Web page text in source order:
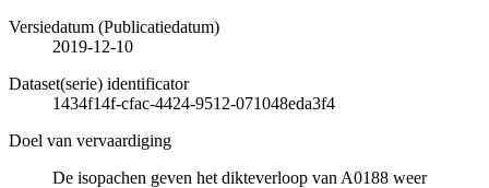
Versiedatum (Publicatiedatum)
2019-12-10
Dataset(serie) identificator
1434f14f-cfac-4424-9512-071048eda3f4
Doel van vervaardiging
De isopachen geven het dikteverloop van A0188 weer